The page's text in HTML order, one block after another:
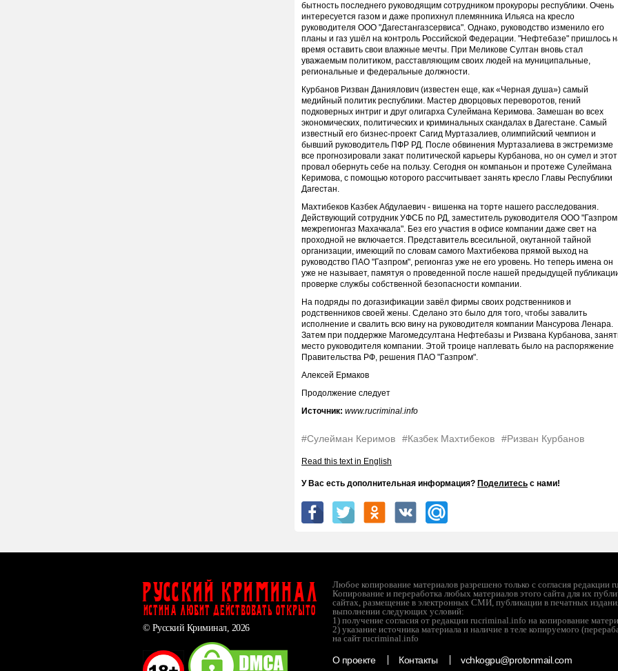
бытность последнего руководящим сотрудником прокуроры республики. Очень
интересуется газом и даже пропихнул племянника Ильяса на кресло
руководителя ООО "Дагестангазсервиса". Однако, руководство изменило его
планы и газ ушёл на контроль Российской Федерации. "Нефтебазе" пришлось
время оставить свои влажные мечты. При Меликове Султан вновь стал
уважаемым политиком, расставляющим своих людей на муниципальные,
региональные и федеральные должности.
Курбанов Ризван Даниялович (известен еще, как «Черная душа») самый
медийный политик республики. Мастер дворцовых переворотов, гений
подковерных интриг и друг олигарха Сулеймана Керимова. Замешан во всех
экономических, политических и криминальных скандалах в Дагестане. Самый
известный его бизнес-проект Сагид Муртазалиев, олимпийский чемпион и
бывший руководитель ПФР РД. После обвинения Муртазалиева в экстремизме
все прогнозировали закат политической карьеры Курбанова, но он сумел и этот
провал обернуть себе на пользу. Сегодня он компаньон и протеже Сулеймана
Керимова, с помощью которого рассчитывает занять кресло Главы Республики
Дагестан.
Махтибеков Казбек Абдулаевич - вишенка на торте нашего расследования.
Действующий сотрудник УФСБ по РД, заместитель руководителя ООО "Газпром
межрегионгаз Махачкала". Без его участия в офисе компании даже свет на
проходной не включается. Представитель всесильной, окутанной тайной
организации, имеющий по словам самого Махтибекова прямой выход на
руководство ПАО "Газпром", регионгаз уже не его уровень. Но теперь имена он
уже не называет, памятуя о проведенной после нашей предыдущей
проверке службы собственной безопасности компании.
На подряды по догазификации завёл фирмы своих родственников и
родственников своей жены. Сделано это было для того, чтобы завалить
исполнение и свалить всю вину на руководителя компании Мансурова Ленара.
Затем при поддержке Магомедсултана Нефтебазы и Ризвана Курбанова,
место руководителя компании. Этой троице наплевать было на распоряжение
Правительства РФ, решения ПАО "Газпром".
Алексей Ермаков
Продолжение следует
Источник: www.rucriminal.info
#Сулейман Керимов #Казбек Махтибеков #Ризван Курбанов
Read this text in English
У Вас есть дополнительная информация? Поделитесь с нами!
Русский Криминал
ИСТИНА ЛЮБИТ ДЕЙСТВОВАТЬ ОТКРЫТО
© Русский Криминал, 2026
Любое копирование материалов разрешено только с согласия редакции
Копирование и переработка любых материалов этого сайта для их
сайтах, размещение в электронных СМИ, публикации в печатных
выполнении следующих условий:
1) получение согласия от редакции rucriminal.info на копирование
2) указание источника материала и наличие в теле копируемого
на сайт rucriminal.info
О проекте Контакты vchkogpu@protonmail.com